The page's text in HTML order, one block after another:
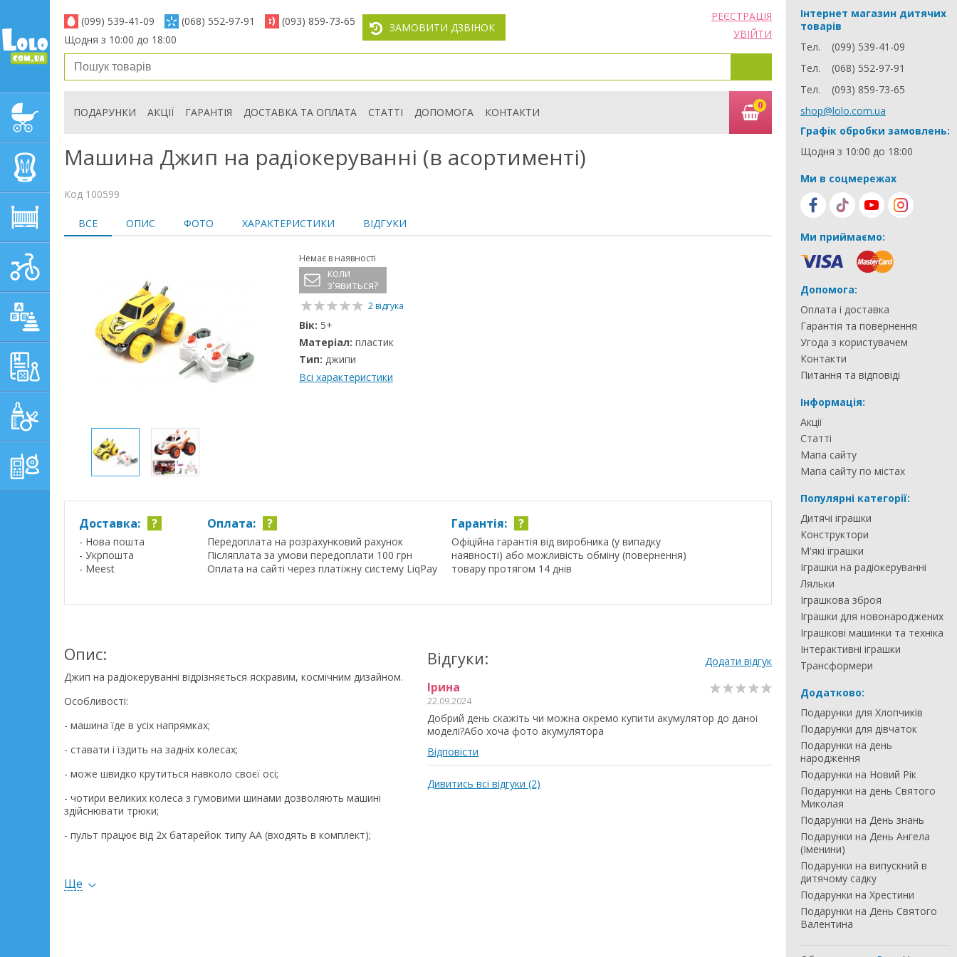
ДИТЯЧІ КОЛЯСКИ
АВТОКРІСЛА
ДИТЯЧІ МЕБЛІ
ДИТЯЧІ ІГРАШКИ
НАВЧАЛЬНО-
ТОВАРИ ДЛЯ БАТЬКІВ,
ПОСТІЛЬ
(099) 539-41-09 (068) 552-97-91
(093) 859-73-65
Щодня з 10:00 до 18:00
ЗАМОВИТИ ДЗВІНОК
РЕЄСТРАЦІЯ
УВІЙТИ
ПОДАРУНКИ АКЦІЇ ГАРАНТІЯ ДОСТАВКА ТА ОПЛАТА СТАТТІ ДОПОМОГА КОНТАКТИ
0
Машина Джип на радіокеруванні (в асортименті)
Код 100599
ВСЕ ОПИС ФОТО ХАРАКТЕРИСТИКИ ВІДГУКИ
Немає в наявності
коли
з'явиться?
2 відгука
Вік: 5+
Матеріал: пластик
Тип: джипи
Всі характеристики
Доставка: ?
- Нова пошта
- Укрпошта
- Meest
Оплата: ?
Передоплата на розрахунковий рахунок
Післяплата за умови передоплати 100 грн
Оплата на сайті через платіжну систему LiqPay
Гарантія: ?
Офіційна гарантія від виробника (у випадку
наявності) або можливість обміну (повернення)
товару протягом 14 днів
Опис:
Джип на радіокеруванні відрізняється яскравим, космічним дизайном.
Особливості:
- машина їде в усіх напрямках;
- ставати і їздить на задніх колесах;
- може швидко крутиться навколо своєї осі;
- чотири великих колеса з гумовими шинами дозволяють машині
здійснювати трюки;
- пульт працює від 2х батарейок типу АА (входять в комплект);
Ще
Відгуки: Додати відгук
Ірина
22.09.2024
Добрий день скажіть чи можна окремо купити акумулятор до даної
моделі?Або хоча фото акумулятора
Відповісти
Дивитись всі відгуки (2)
Інтернет магазин дитячих
товарів
Тел.
(099) 539-41-09
Тел.
(068) 552-97-91
Тел.
(093) 859-73-65
shop@lolo.com.ua
Графік обробки замовлень:
Щодня з 10:00 до 18:00
Ми в соцмережах
Ми приймаємо:
Допомога:
Оплата і доставка
Гарантія та повернення
Угода з користувачем
Контакти
Питання та відповіді
Інформація:
Акції
Статті
Мапа сайту
Мапа сайту по містах
Популярні категорії:
Дитячі іграшки
Конструктори
М'які іграшки
Іграшки на радіокеруванні
Ляльки
Іграшкова зброя
Іграшки для новонароджених
Іграшкові машинки та техніка
Інтерактивні іграшки
Трансформери
Додатково:
Подарунки для Хлопчиків
Подарунки для дівчаток
Подарунки на день
народження
Подарунки на Новий Рік
Подарунки на день Святого
Миколая
Подарунки на День знань
Подарунки на День Ангела
(Іменини)
Подарунки на випускний в
дитячому садку
Подарунки на Хрестини
Подарунки на День Святого
Валентина